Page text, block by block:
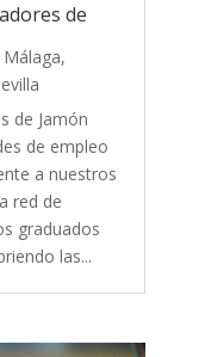
de
Málaga,
de Jamón
de empleo
a nuestros
red de
graduados
las...